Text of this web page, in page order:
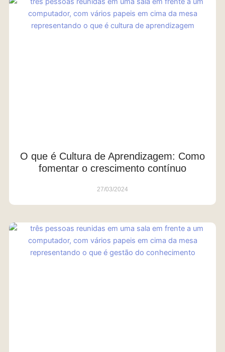
O que é Cultura de Aprendizagem: Como
fomentar o crescimento contínuo
27/03/2024